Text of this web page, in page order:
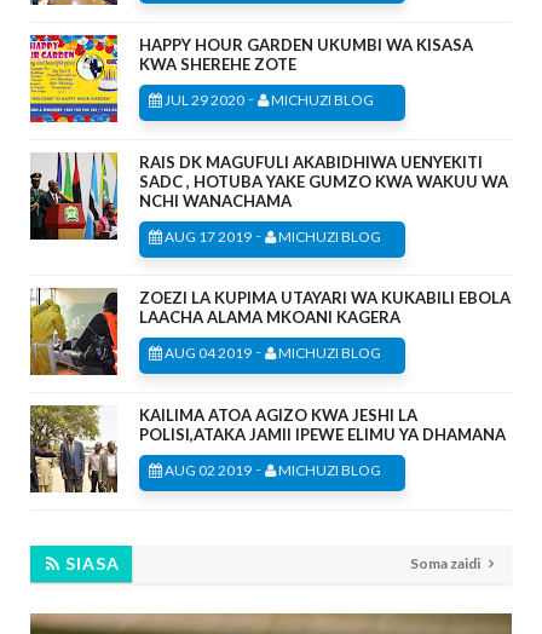
HAPPY HOUR GARDEN UKUMBI WA KISASA
KWA SHEREHE ZOTE
JUL 29 2020 - MICHUZI BLOG
RAIS DK MAGUFULI AKABIDHIWA UENYEKITI
SADC , HOTUBA YAKE GUMZO KWA WAKUU WA
NCHI WANACHAMA
AUG 17 2019 - MICHUZI BLOG
ZOEZI LA KUPIMA UTAYARI WA KUKABILI EBOLA
LAACHA ALAMA MKOANI KAGERA
AUG 04 2019 - MICHUZI BLOG
KAILIMA ATOA AGIZO KWA JESHI LA
POLISI,ATAKA JAMII IPEWE ELIMU YA DHAMANA
AUG 02 2019 - MICHUZI BLOG
SIASA Soma zaidi